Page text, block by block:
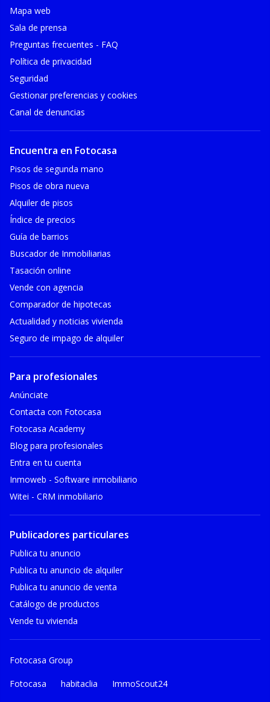
Mapa web
Sala de prensa
Preguntas frecuentes - FAQ
Política de privacidad
Seguridad
Gestionar preferencias y cookies
Canal de denuncias
Encuentra en Fotocasa
Pisos de segunda mano
Pisos de obra nueva
Alquiler de pisos
Índice de precios
Guía de barrios
Buscador de Inmobiliarias
Tasación online
Vende con agencia
Comparador de hipotecas
Actualidad y noticias vivienda
Seguro de impago de alquiler
Para profesionales
Anúnciate
Contacta con Fotocasa
Fotocasa Academy
Blog para profesionales
Entra en tu cuenta
Inmoweb - Software inmobiliario
Witei - CRM inmobiliario
Publicadores particulares
Publica tu anuncio
Publica tu anuncio de alquiler
Publica tu anuncio de venta
Catálogo de productos
Vende tu vivienda
Fotocasa Group
Fotocasa habitaclia ImmoScout24